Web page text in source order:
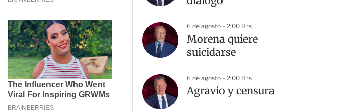
6 de agosto - 2:00 Hrs
Morena quiere
suicidarse
6 de agosto - 2:00 Hrs
Agravio y censura